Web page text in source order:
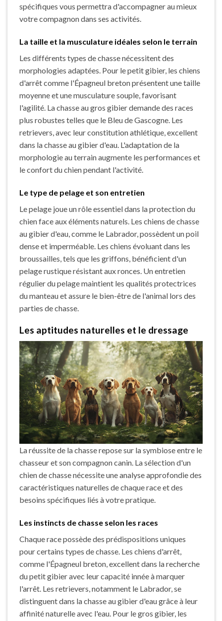
spécifiques vous permettra d'accompagner au mieux
votre compagnon dans ses activités.
La taille et la musculature idéales selon le terrain
Les différents types de chasse nécessitent des
morphologies adaptées. Pour le petit gibier, les chiens
d'arrêt comme l'Épagneul breton présentent une taille
moyenne et une musculature souple, favorisant
l'agilité. La chasse au gros gibier demande des races
plus robustes telles que le Bleu de Gascogne. Les
retrievers, avec leur constitution athlétique, excellent
dans la chasse au gibier d'eau. L'adaptation de la
morphologie au terrain augmente les performances et
le confort du chien pendant l'activité.
Le type de pelage et son entretien
Le pelage joue un rôle essentiel dans la protection du
chien face aux éléments naturels. Les chiens de chasse
au gibier d'eau, comme le Labrador, possèdent un poil
dense et imperméable. Les chiens évoluant dans les
broussailles, tels que les griffons, bénéficient d'un
pelage rustique résistant aux ronces. Un entretien
régulier du pelage maintient les qualités protectrices
du manteau et assure le bien-être de l'animal lors des
parties de chasse.
Les aptitudes naturelles et le dressage
La réussite de la chasse repose sur la symbiose entre le
chasseur et son compagnon canin. La sélection d'un
chien de chasse nécessite une analyse approfondie des
caractéristiques naturelles de chaque race et des
besoins spécifiques liés à votre pratique.
Les instincts de chasse selon les races
Chaque race possède des prédispositions uniques
pour certains types de chasse. Les chiens d'arrêt,
comme l'Épagneul breton, excellent dans la recherche
du petit gibier avec leur capacité innée à marquer
l'arrêt. Les retrievers, notamment le Labrador, se
distinguent dans la chasse au gibier d'eau grâce à leur
affinité naturelle avec l'eau. Pour le gros gibier, les